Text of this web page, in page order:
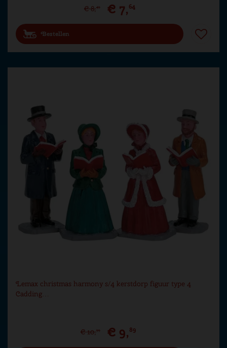
€ 8,49 € 7,64
Bestellen
Lemax christmas harmony s/4 kerstdorp figuur type 4
Cadding…
€ 10,99 € 9,89